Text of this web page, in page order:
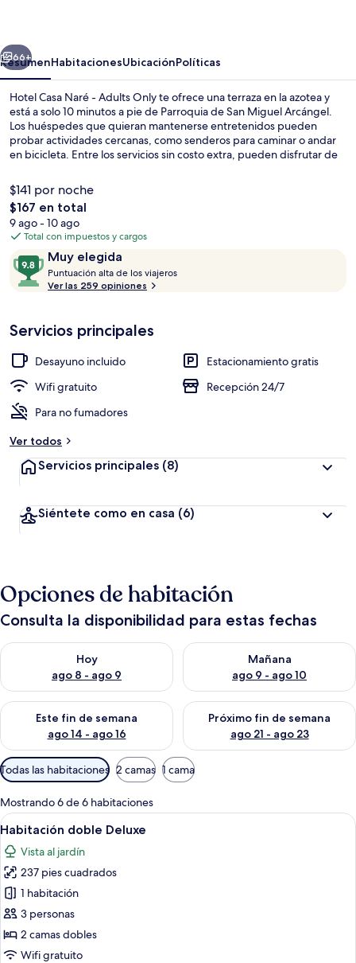
Adults
Only
Siguiente
66+
ResumenHabitacionesUbicaciónPolíticas
Hotel Casa Naré - Adults Only te ofrece una terraza en la azotea y
está a solo 10 minutos a pie de Parroquia de San Miguel Arcángel.
Los huéspedes que quieran mantenerse entretenidos pueden
probar actividades cercanas, como senderos para caminar o andar
en bicicleta. Entre los servicios sin costo extra, pueden disfrutar de
11:00. Asimismo, este hotel está a pocos minutos en auto de La Gruta
Spa. A otros visitantes les encanta el personal amable.
$141 por noche
El
precio
total
de
$167
$167 en total
9 ago - 10 ago
Total con impuestos y cargos
OpinionesMuy elegida
9.8
de
10,
elegida
Puntuación alta de los viajeros
c
ó
t
e
v
i
a
o
Ver las 259 opiniones
Servicios principales
Desayuno incluido
Estacionamiento gratis
Wifi gratuito
Recepción 24/7
Para no fumadores
Ver todos
Servicios principales (8)
Siéntete como en casa (6)
Opciones de habitación
Consulta la disponibilidad para estas fechas
Hoy
ago 8 - ago 9
Consulta la disponibilidad para hoy ago 8 - ago 9
Mañana
ago 9 - ago 10
Consulta la disponibilidad
Este fin de semana
ago 14 - ago 16
Consulta la disponibilidad para este fin de semana ago 14 -
Próximo fin de semana
ago 21 - ago 23
Consulta la disponibilidad
Filtros
disponibles
para
las
habitaciones
Todas las habitaciones 2 camas 1 cama
Mostrando 6 de 6 habitaciones
Abrir
todas
las
fotos
de
Habitación
doble
Deluxe
Habitación de hotel con dos camas,
11
Habitación doble Deluxe
Vista al jardín
237 pies cuadrados
1 habitación
3 personas
2 camas dobles
Wifi gratuito